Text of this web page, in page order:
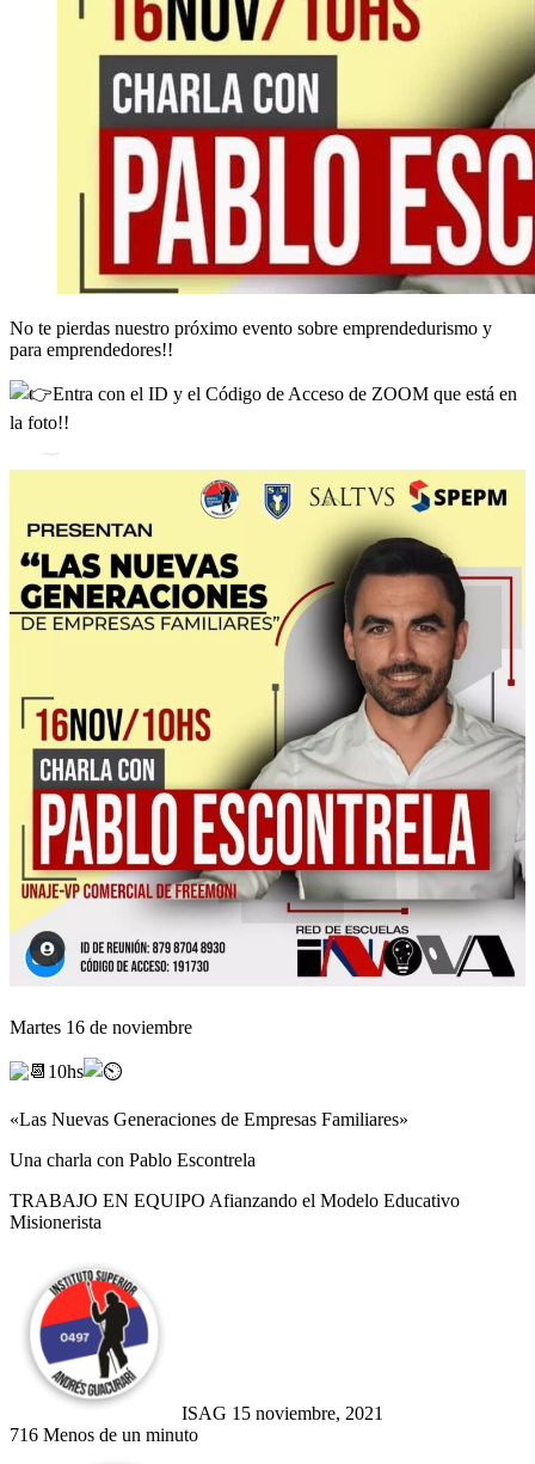
No te pierdas nuestro próximo evento sobre emprendedurismo y
para emprendedores!!
Entra con el ID y el Código de Acceso de ZOOM que está en
la foto!!
Martes 16 de noviembre
10hs
«Las Nuevas Generaciones de Empresas Familiares»
Una charla con Pablo Escontrela
TRABAJO EN EQUIPO Afianzando el Modelo Educativo
Misionerista
ISAG 15 noviembre, 2021
716 Menos de un minuto